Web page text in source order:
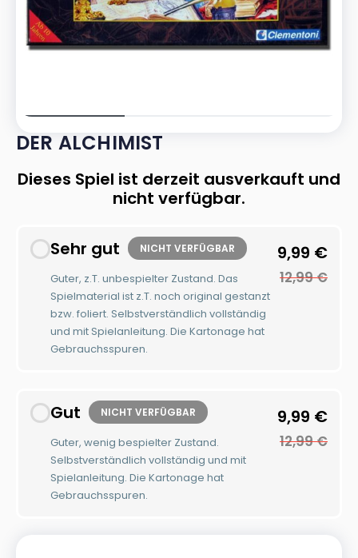
DER ALCHIMIST
Dieses Spiel ist derzeit ausverkauft und
nicht verfügbar.
Sehr gut NICHT VERFÜGBAR
Guter, z.T. unbespielter Zustand. Das
Spielmaterial ist z.T. noch original gestanzt
bzw. foliert. Selbstverständlich vollständig
und mit Spielanleitung. Die Kartonage hat
Gebrauchsspuren.
9,99 €
12,99€
Gut NICHT VERFÜGBAR
Guter, wenig bespielter Zustand.
Selbstverständlich vollständig und mit
Spielanleitung. Die Kartonage hat
Gebrauchsspuren.
9,99 €
12,99€